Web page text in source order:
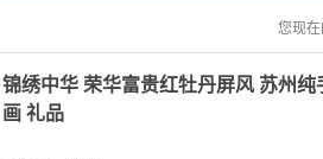
您现在
锦绣中华 荣华富贵红牡丹屏风 苏州
画 礼品